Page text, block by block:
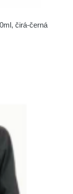
čirá-černá